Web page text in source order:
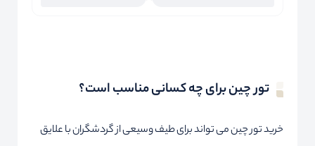
تور چین برای چه کسانی مناسب است؟
خرید تور چین می تواند برای طیف وسیعی از گردشگران با علایق